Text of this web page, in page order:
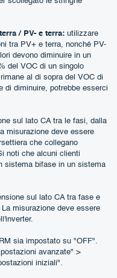
/ PV- e terra: utilizzare
tra PV+ e terra, nonché PV-
devono diminuire in un
del VOC di un singolo
al di sopra del VOC di
di diminuire, potrebbe esserci
sul lato CA tra le fasi, dalla
misurazione deve essere
che collegano
noti che alcuni clienti
sistema bifase in un sistema
sul lato CA tra fase e
misurazione deve essere
sia impostato su "OFF".
avanzate" >
iniziali".